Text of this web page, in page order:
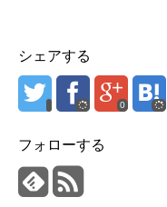
シェアする
0
フォローする